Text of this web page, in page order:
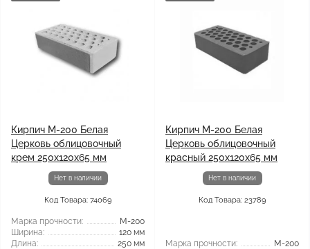
Кирпич М-200 Белая
Церковь облицовочный
крем 250х120х65 мм
Нет в наличии
Код Товара: 74069
Марка прочности:
М-200
Ширина:
120 мм
Длина:
250 мм
Кирпич М-200 Белая
Церковь облицовочный
красный 250х120х65 мм
Нет в наличии
Код Товара: 23789
Марка прочности:
М-200